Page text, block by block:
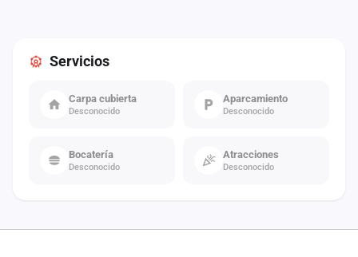
Servicios
Carpa cubierta
Desconocido
Aparcamiento
Desconocido
Bocatería
Desconocido
Atracciones
Desconocido